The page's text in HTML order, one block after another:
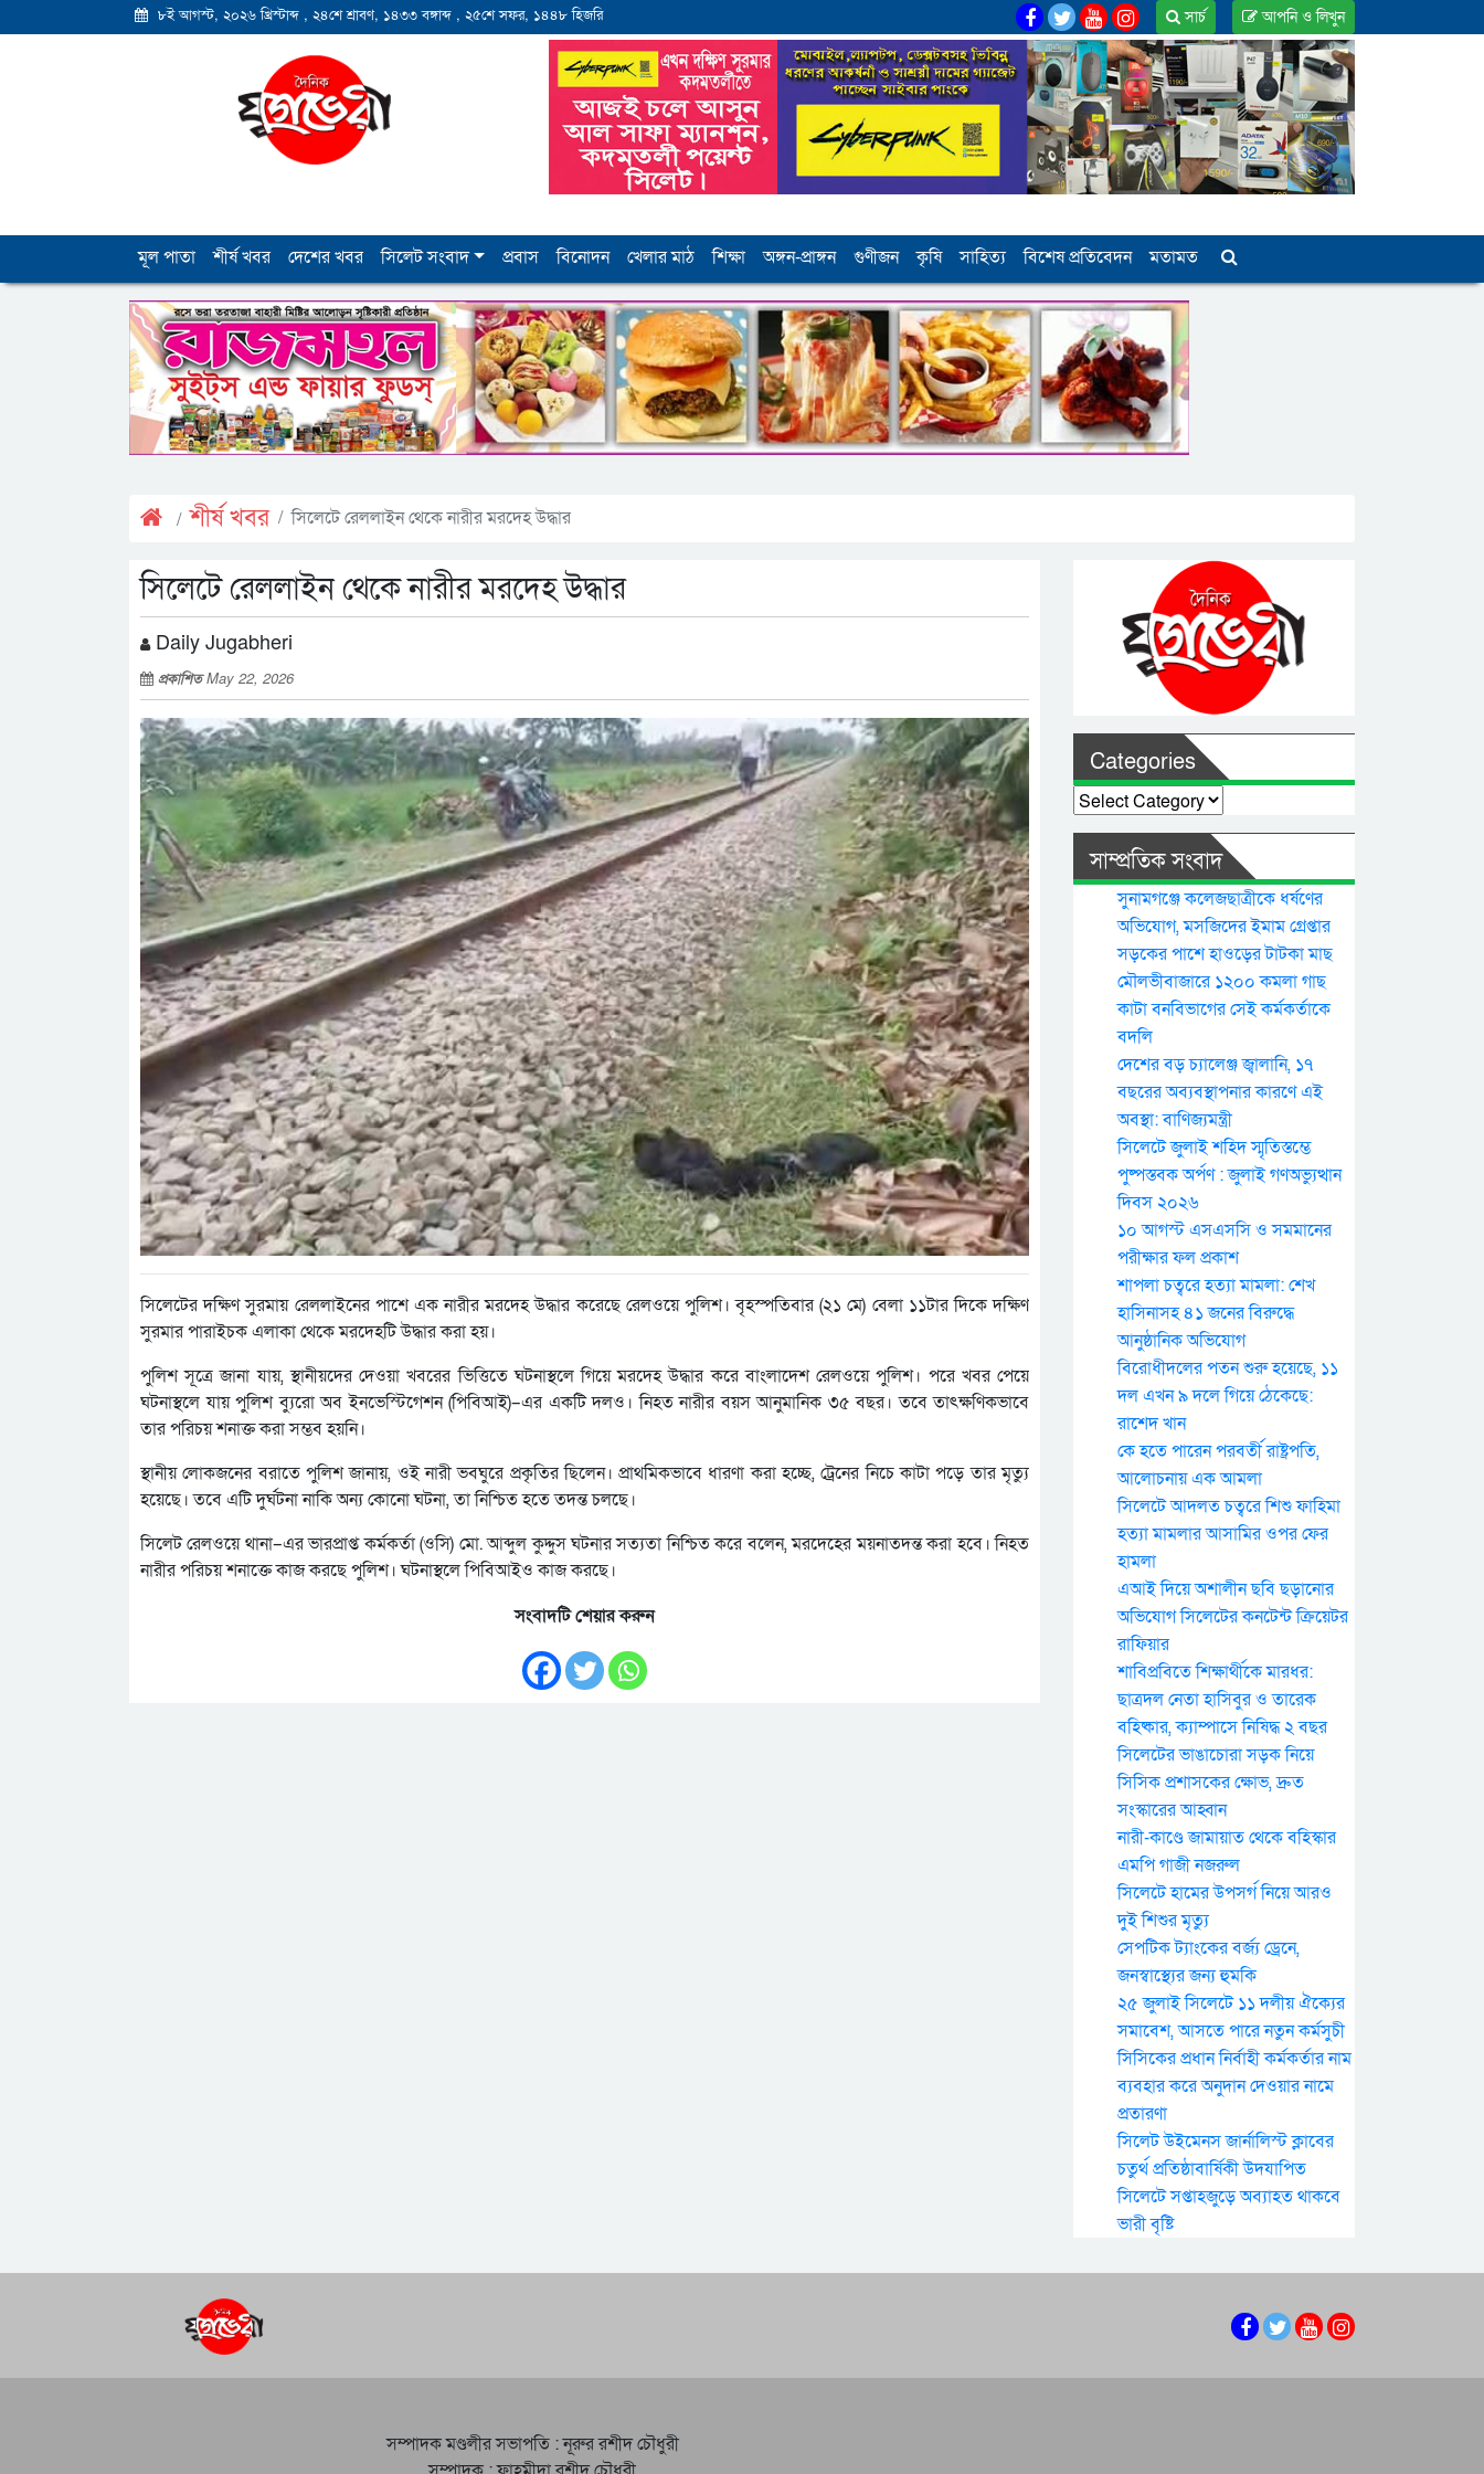
৮ই আগস্ট, ২০২৬ খ্রিস্টাব্দ , ২৪শে শ্রাবণ, ১৪৩৩ বঙ্গাব্দ , ২৫শে সফর, ১৪৪৮ হিজরি আপনি ও লিখুন
সার্চ
মূল পাতা শীর্ষ খবর দেশের খবর সিলেট সংবাদ প্রবাস বিনোদন খেলার মাঠ শিক্ষা অঙ্গন-প্রাঙ্গন গুণীজন কৃষি সাহিত্য বিশেষ প্রতিবেদন মতামত
শীর্ষ খবর সিলেটে রেললাইন থেকে নারীর মরদেহ উদ্ধার
সিলেটে রেললাইন থেকে নারীর মরদেহ উদ্ধার
Daily Jugabheri
প্রকাশিতMay 22, 2026
সিলেটের দক্ষিণ সুরমায় রেললাইনের পাশে এক নারীর মরদেহ উদ্ধার করেছে রেলওয়ে পুলিশ। বৃহস্পতিবার (২১ মে) বেলা ১১টার দিকে দক্ষিণ
সুরমার পারাইচক এলাকা থেকে মরদেহটি উদ্ধার করা হয়।
পুলিশ সূত্রে জানা যায়, স্থানীয়দের দেওয়া খবরের ভিত্তিতে ঘটনাস্থলে গিয়ে মরদেহ উদ্ধার করে বাংলাদেশ রেলওয়ে পুলিশ। পরে খবর পেয়ে
ঘটনাস্থলে যায় পুলিশ ব্যুরো অব ইনভেস্টিগেশন (পিবিআই)–এর একটি দলও। নিহত নারীর বয়স আনুমানিক ৩৫ বছর। তবে তাৎক্ষণিকভাবে
তার পরিচয় শনাক্ত করা সম্ভব হয়নি।
স্থানীয় লোকজনের বরাতে পুলিশ জানায়, ওই নারী ভবঘুরে প্রকৃতির ছিলেন। প্রাথমিকভাবে ধারণা করা হচ্ছে, ট্রেনের নিচে কাটা পড়ে তার মৃত্যু
হয়েছে। তবে এটি দুর্ঘটনা নাকি অন্য কোনো ঘটনা, তা নিশ্চিত হতে তদন্ত চলছে।
সিলেট রেলওয়ে থানা–এর ভারপ্রাপ্ত কর্মকর্তা (ওসি) মো. আব্দুল কুদ্দুস ঘটনার সত্যতা নিশ্চিত করে বলেন, মরদেহের ময়নাতদন্ত করা হবে। নিহত
নারীর পরিচয় শনাক্তে কাজ করছে পুলিশ। ঘটনাস্থলে পিবিআইও কাজ করছে।
সংবাদটি শেয়ার করুন
Categories
Categories
সাম্প্রতিক সংবাদ
সুনামগঞ্জে কলেজছাত্রীকে ধর্ষণের
অভিযোগ, মসজিদের ইমাম গ্রেপ্তার
সড়কের পাশে হাওড়ের টাটকা মাছ
মৌলভীবাজারে ১২০০ কমলা গাছ
কাটা বনবিভাগের সেই কর্মকর্তাকে
বদলি
দেশের বড় চ্যালেঞ্জ জ্বালানি, ১৭
বছরের অব্যবস্থাপনার কারণে এই
অবস্থা: বাণিজ্যমন্ত্রী
সিলেটে জুলাই শহিদ স্মৃতিস্তম্ভে
পুষ্পস্তবক অর্পণ : জুলাই গণঅভ্যুত্থান
দিবস ২০২৬
১০ আগস্ট এসএসসি ও সমমানের
পরীক্ষার ফল প্রকাশ
শাপলা চত্বরে হত্যা মামলা: শেখ
হাসিনাসহ ৪১ জনের বিরুদ্ধে
আনুষ্ঠানিক অভিযোগ
বিরোধীদলের পতন শুরু হয়েছে, ১১
দল এখন ৯ দলে গিয়ে ঠেকেছে:
রাশেদ খান
কে হতে পারেন পরবর্তী রাষ্ট্রপতি,
আলোচনায় এক আমলা
সিলেটে আদলত চত্বরে শিশু ফাহিমা
হত্যা মামলার আসামির ওপর ফের
হামলা
এআই দিয়ে অশালীন ছবি ছড়ানোর
অভিযোগ সিলেটের কনটেন্ট ক্রিয়েটর
রাফিয়ার
শাবিপ্রবিতে শিক্ষার্থীকে মারধর:
ছাত্রদল নেতা হাসিবুর ও তারেক
বহিষ্কার, ক্যাম্পাসে নিষিদ্ধ ২ বছর
সিলেটের ভাঙাচোরা সড়ক নিয়ে
সিসিক প্রশাসকের ক্ষোভ, দ্রুত
সংস্কারের আহ্বান
নারী-কাণ্ডে জামায়াত থেকে বহিস্কার
এমপি গাজী নজরুল
সিলেটে হামের উপসর্গ নিয়ে আরও
দুই শিশুর মৃত্যু
সেপটিক ট্যাংকের বর্জ্য ড্রেনে,
জনস্বাস্থ্যের জন্য হুমকি
২৫ জুলাই সিলেটে ১১ দলীয় ঐক্যের
সমাবেশ, আসতে পারে নতুন কর্মসুচী
সিসিকের প্রধান নির্বাহী কর্মকর্তার নাম
ব্যবহার করে অনুদান দেওয়ার নামে
প্রতারণা
সিলেট উইমেনস জার্নালিস্ট ক্লাবের
চতুর্থ প্রতিষ্ঠাবার্ষিকী উদযাপিত
সিলেটে সপ্তাহজুড়ে অব্যাহত থাকবে
ভারী বৃষ্টি
সম্পাদক মণ্ডলীর সভাপতি : নূরুর রশীদ চৌধুরী